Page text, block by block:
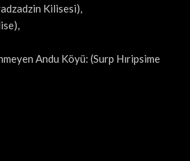
Kilisesi),
Andu Köyü: (Surp Hıripsime